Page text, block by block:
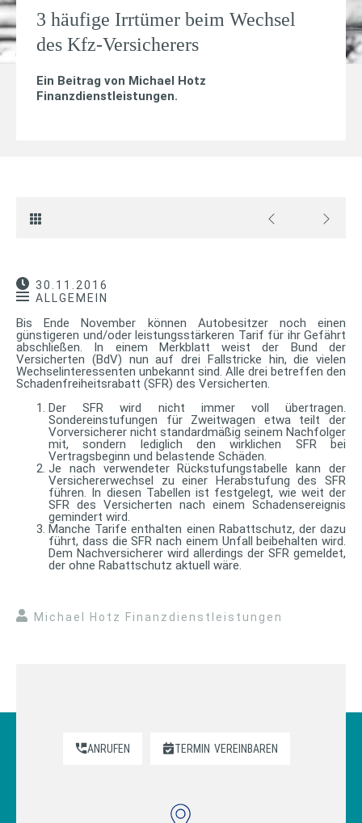
3 häufige Irrtümer beim Wechsel
des Kfz-Versicherers
Ein Beitrag von Michael Hotz
Finanzdienstleistungen.
30.11.2016
ALLGEMEIN
Bis Ende November können Autobesitzer noch einen
günstigeren und/oder leistungsstärkeren Tarif für ihr Gefährt
abschließen. In einem Merkblatt weist der Bund der
Versicherten (BdV) nun auf drei Fallstricke hin, die vielen
Wechselinteressenten unbekannt sind. Alle drei betreffen den
Schadenfreiheitsrabatt (SFR) des Versicherten.
Der SFR wird nicht immer voll übertragen.
Sondereinstufungen für Zweitwagen etwa teilt der
Vorversicherer nicht standardmäßig seinem Nachfolger
mit, sondern lediglich den wirklichen SFR bei
Vertragsbeginn und belastende Schäden.
Je nach verwendeter Rückstufungstabelle kann der
Versichererwechsel zu einer Herabstufung des SFR
führen. In diesen Tabellen ist festgelegt, wie weit der
SFR des Versicherten nach einem Schadensereignis
gemindert wird.
Manche Tarife enthalten einen Rabattschutz, der dazu
führt, dass die SFR nach einem Unfall beibehalten wird.
Dem Nachversicherer wird allerdings der SFR gemeldet,
der ohne Rabattschutz aktuell wäre.
Michael Hotz Finanzdienstleistungen
ANRUFEN TERMIN VEREINBAREN